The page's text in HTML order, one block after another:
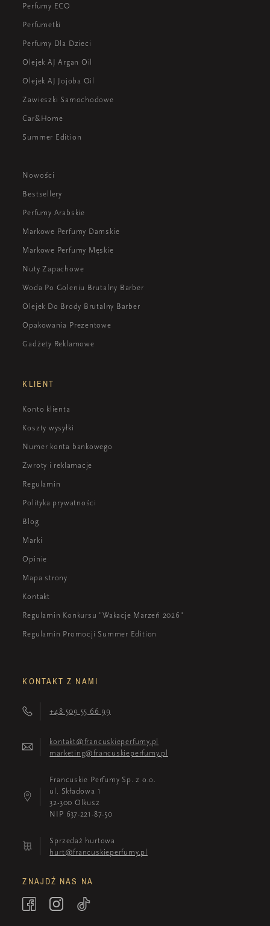
Perfumy ECO
Perfumetki
Perfumy Dla Dzieci
Olejek AJ Argan Oil
Olejek AJ Jojoba Oil
Zawieszki Samochodowe
Car&Home
Summer Edition
Nowości
Bestsellery
Perfumy Arabskie
Markowe Perfumy Damskie
Markowe Perfumy Męskie
Nuty Zapachowe
Woda Po Goleniu Brutalny Barber
Olejek Do Brody Brutalny Barber
Opakowania Prezentowe
Gadżety Reklamowe
KLIENT
Konto klienta
Koszty wysyłki
Numer konta bankowego
Zwroty i reklamacje
Regulamin
Polityka prywatności
Blog
Marki
Opinie
Mapa strony
Kontakt
Regulamin Konkursu "Wakacje Marzeń 2026"
Regulamin Promocji Summer Edition
KONTAKT Z NAMI
+48 509 55 66 99
kontakt@francuskieperfumy.pl
marketing@francuskieperfumy.pl
Francuskie Perfumy Sp. z o.o.
ul. Składowa 1
32-300 Olkusz
NIP 637-221-87-50
Sprzedaż hurtowa
hurt@francuskieperfumy.pl
ZNAJDŹ NAS NA